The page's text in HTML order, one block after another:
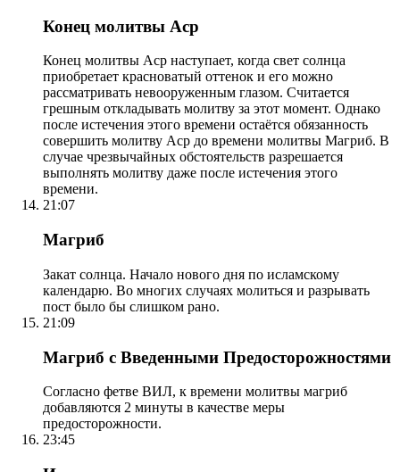
Конец молитвы Аср
Конец молитвы Аср наступает, когда свет солнца
приобретает красноватый оттенок и его можно
рассматривать невооруженным глазом. Считается
грешным откладывать молитву за этот момент. Однако
после истечения этого времени остаётся обязанность
совершить молитву Аср до времени молитвы Магриб. В
случае чрезвычайных обстоятельств разрешается
выполнять молитву даже после истечения этого
времени.
21:07
Магриб
Закат солнца. Начало нового дня по исламскому
календарю. Во многих случаях молиться и разрывать
пост было бы слишком рано.
21:09
Магриб с Введенными Предосторожностями
Согласно фетве ВИЛ, к времени молитвы магриб
добавляются 2 минуты в качестве меры
предосторожности.
23:45